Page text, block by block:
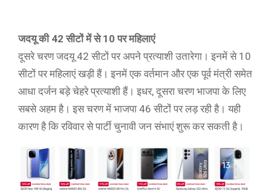
जदयू की 42 सीटों में से 10 पर महिलाएं
दूसरे चरण जदयू 42 सीटों पर अपने प्रत्याशी उतारेगा। इनमें से 10
सीटों पर महिलाएं खड़ी हैं। इनमें एक वर्तमान और एक पूर्व मंत्री समेत
आधा दर्जन बड़े चेहरे प्रत्याशी हैं। इधर, दूसरा चरण भाजपा के लिए
सबसे अहम है। इस चरण में भाजपा 46 सीटों पर लड़ रही है। यही
कारण है कि रविवार से पार्टी चुनावी जन संभाएं शुरू कर सकती है।